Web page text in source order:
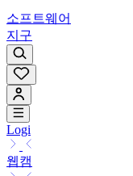
소프트웨어
지구
Logi
웹캠